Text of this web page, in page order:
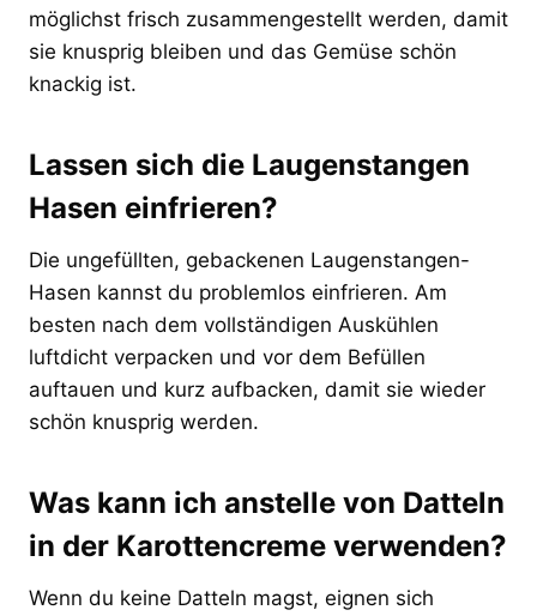
möglichst frisch zusammengestellt werden, damit
sie knusprig bleiben und das Gemüse schön
knackig ist.
Lassen sich die Laugenstangen
Hasen einfrieren?
Die ungefüllten, gebackenen Laugenstangen-
Hasen kannst du problemlos einfrieren. Am
besten nach dem vollständigen Auskühlen
luftdicht verpacken und vor dem Befüllen
auftauen und kurz aufbacken, damit sie wieder
schön knusprig werden.
Was kann ich anstelle von Datteln
in der Karottencreme verwenden?
Wenn du keine Datteln magst, eignen sich